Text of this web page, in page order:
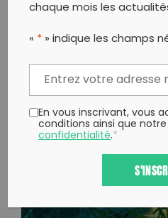
POURSUIVEZ
REPLANTER LA
09.07.2026
chaque mois les
« * » indique les champs
En vous inscrivant, vous
conditions ainsi que
confidentialité.*